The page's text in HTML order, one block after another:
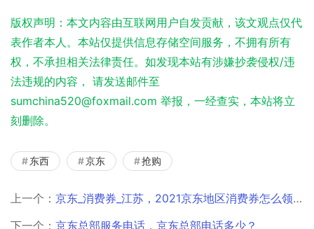
版权声明：本文内容由互联网用户自发贡献，该文观点仅代
表作者本人。本站仅提供信息存储空间服务，不拥有所有
权，不承担相关法律责任。如发现本站有涉嫌抄袭侵权/违
法违规的内容， 请发送邮件至
sumchina520@foxmail.com 举报，一经查实，本站将立
刻删除。
东西 京东 抢购
上一个： 京东_消费券_江苏，2021京东地区消费券怎么领？
下一个： 京东总部服务电话，京东总部电话多少？